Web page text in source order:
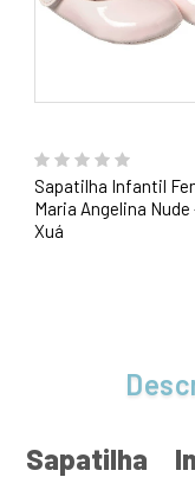
Sapatilha Infantil
Maria Angelina Nude
Xuá
Sapatilha